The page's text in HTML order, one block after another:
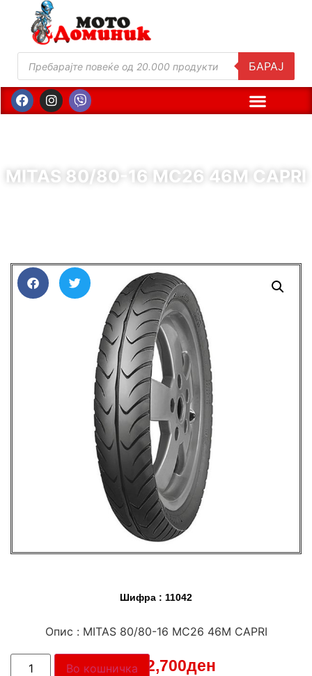
БАРАЈ
MITAS 80/80-16 MC26 46M CAPRI
Шифра : 11042
Опис : MITAS 80/80-16 MC26 46M CAPRI
Цена: 2,700ден
Во кошничка